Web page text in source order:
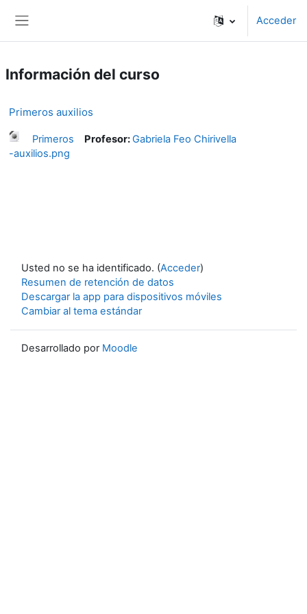
Acceder
Información del curso
Primeros auxilios
Primeros
-auxilios.png
Profesor:Gabriela Feo Chirivella
Usted no se ha identificado. (Acceder)
Resumen de retención de datos
Descargar la app para dispositivos móviles
Cambiar al tema estándar
Desarrollado por Moodle